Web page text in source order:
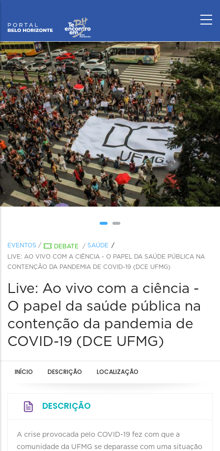
EVENTOS / DEBATE / SAÚDE
LIVE: AO VIVO COM A CIÊNCIA - O PAPEL DA SAÚDE PÚBLICA NA
CONTENÇÃO DA PANDEMIA DE COVID-19 (DCE UFMG)
Live: Ao vivo com a ciência -
O papel da saúde pública na
contenção da pandemia de
COVID-19 (DCE UFMG)
INÍCIO DESCRIÇÃO LOCALIZAÇÃO
DESCRIÇÃO
A crise provocada pelo COVID-19 fez com que a
comunidade da UFMG se deparasse com uma situação